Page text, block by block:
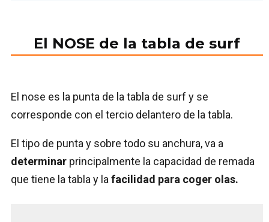
El NOSE de la tabla de surf
El nose es la punta de la tabla de surf y se
corresponde con el tercio delantero de la tabla.
El tipo de punta y sobre todo su anchura, va a
determinar principalmente la capacidad de remada
que tiene la tabla y la facilidad para coger olas.